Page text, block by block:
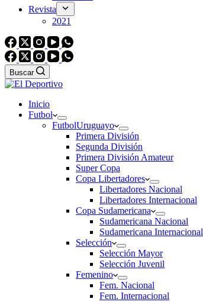
Revista
2021
Buscar
Inicio
Futbol
FutbolUruguayo
Primera División
Segunda División
Primera División Amateur
Super Copa
Copa Libertadores
Libertadores Nacional
Libertadores Internacional
Copa Sudamericana
Sudamericana Nacional
Sudamericana Internacional
Selección
Selección Mayor
Selección Juvenil
Femenino
Fem. Nacional
Fem. Internacional